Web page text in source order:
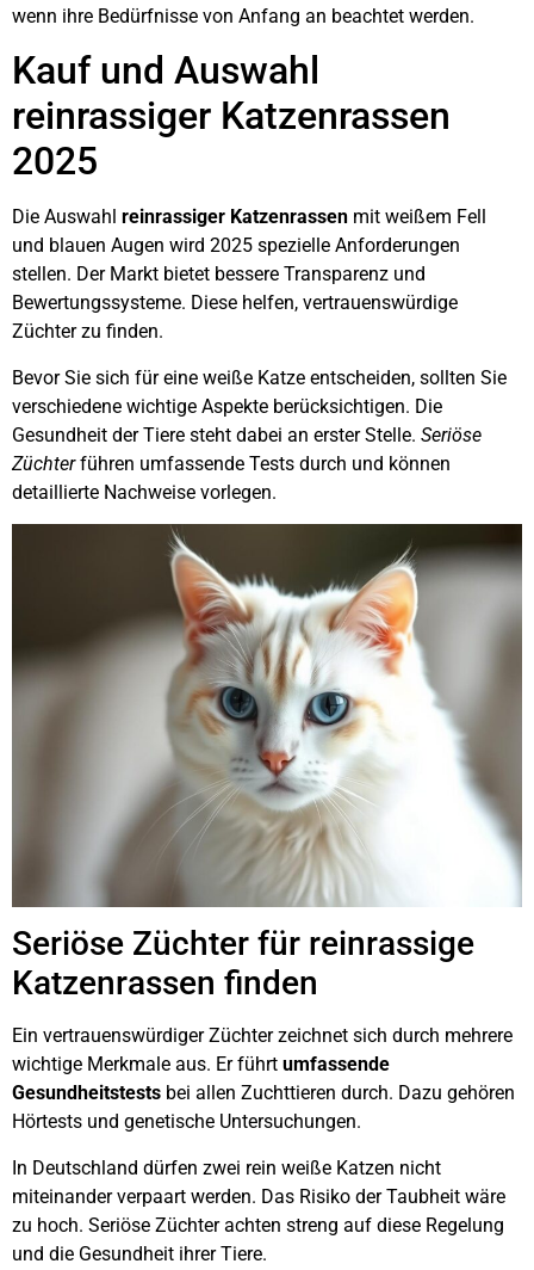
wenn ihre Bedürfnisse von Anfang an beachtet werden.
Kauf und Auswahl
reinrassiger Katzenrassen
2025
Die Auswahl reinrassiger Katzenrassen mit weißem Fell
und blauen Augen wird 2025 spezielle Anforderungen
stellen. Der Markt bietet bessere Transparenz und
Bewertungssysteme. Diese helfen, vertrauenswürdige
Züchter zu finden.
Bevor Sie sich für eine weiße Katze entscheiden, sollten Sie
verschiedene wichtige Aspekte berücksichtigen. Die
Gesundheit der Tiere steht dabei an erster Stelle. Seriöse
Züchterführen umfassende Tests durch und können
detaillierte Nachweise vorlegen.
Seriöse Züchter für reinrassige
Katzenrassen finden
Ein vertrauenswürdiger Züchter zeichnet sich durch mehrere
wichtige Merkmale aus. Er führt umfassende
Gesundheitstests bei allen Zuchttieren durch. Dazu gehören
Hörtests und genetische Untersuchungen.
In Deutschland dürfen zwei rein weiße Katzen nicht
miteinander verpaart werden. Das Risiko der Taubheit wäre
zu hoch. Seriöse Züchter achten streng auf diese Regelung
und die Gesundheit ihrer Tiere.